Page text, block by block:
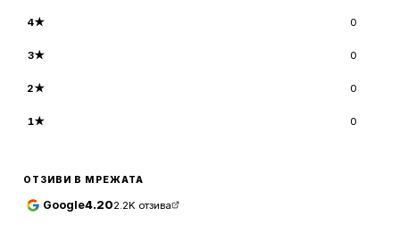
4★ 0
3★ 0
2★ 0
1★ 0
ОТЗИВИ В МРЕЖАТА
Google4.202.2K отзива